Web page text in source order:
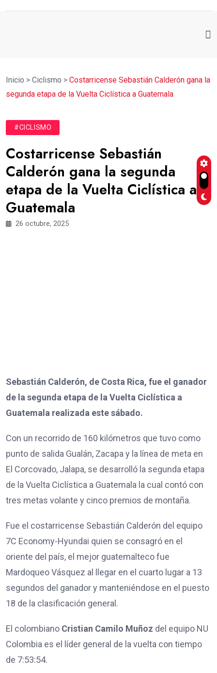
Inicio > Ciclismo > Costarricense Sebastián Calderón gana la
segunda etapa de la Vuelta Ciclística a Guatemala
#CICLISMO
Costarricense Sebastián
Calderón gana la segunda
etapa de la Vuelta Ciclística a
Guatemala
26 octubre, 2025
Sebastián Calderón, de Costa Rica, fue el ganador
de la segunda etapa de la Vuelta Ciclística a
Guatemala realizada este sábado.
Con un recorrido de 160 kilómetros que tuvo como
punto de salida Gualán, Zacapa y la línea de meta en
El Corcovado, Jalapa, se desarrolló la segunda etapa
de la Vuelta Ciclística a Guatemala la cual contó con
tres metas volante y cinco premios de montaña.
Fue el costarricense Sebastián Calderón del equipo
7C Economy-Hyundai quien se consagró en el
oriente del país, el mejor guatemalteco fue
Mardoqueo Vásquez al llegar en el cuarto lugar a 13
segundos del ganador y manteniéndose en el puesto
18 de la clasificación general.
El colombiano Cristian Camilo Muñoz del equipo NU
Colombia es el líder general de la vuelta con tiempo
de 7:53:54.